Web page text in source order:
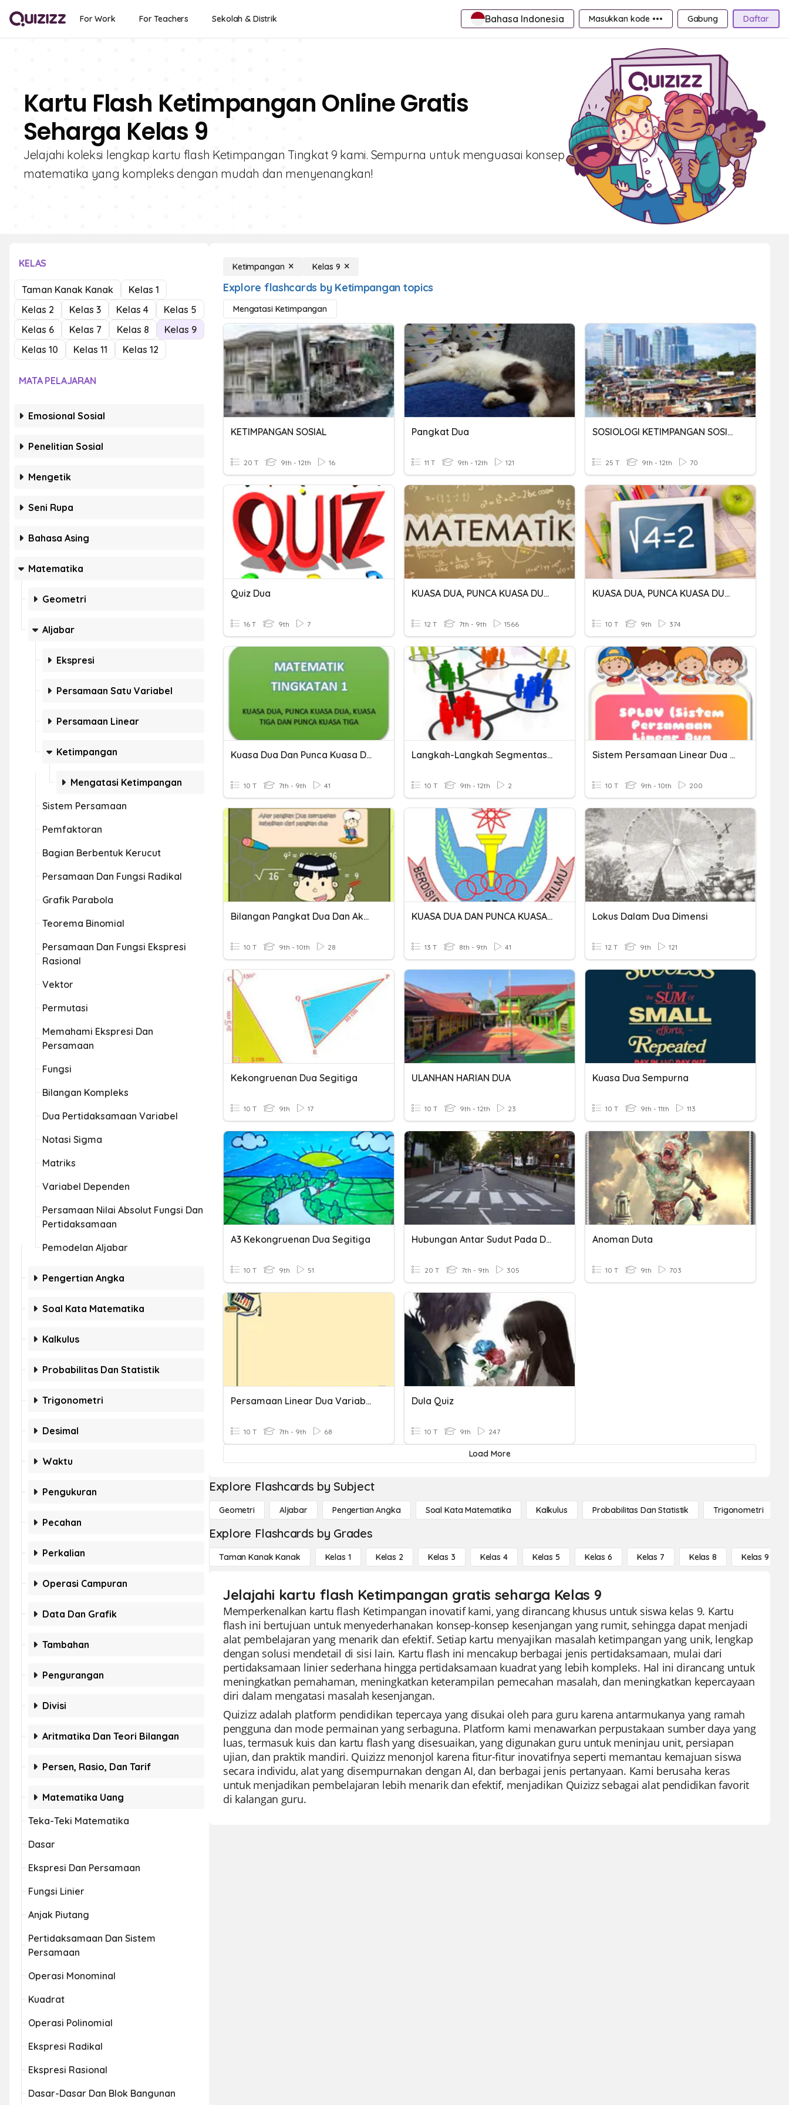
For Work For Teachers Sekolah & Distrik Bahasa Indonesia Masukkan kode ••• Gabung Daftar
Kartu Flash Ketimpangan Online Gratis
Seharga Kelas 9
Jelajahi koleksi lengkap kartu flash Ketimpangan Tingkat 9 kami. Sempurna untuk menguasai konsep
matematika yang kompleks dengan mudah dan menyenangkan!
KELAS
Taman Kanak Kanak
Kelas 1
Kelas 2
Kelas 3 Kelas 4
Kelas 5
Kelas 6
Kelas 7 Kelas 8
Kelas 9
Kelas 10
Kelas 11 Kelas 12
MATA PELAJARAN
Emosional Sosial
Penelitian Sosial
Mengetik
Seni Rupa
Bahasa Asing
Matematika
Geometri
Aljabar
Ekspresi
Persamaan Satu Variabel
Persamaan Linear
Ketimpangan
Mengatasi Ketimpangan
Sistem Persamaan
Pemfaktoran
Bagian Berbentuk Kerucut
Persamaan Dan Fungsi Radikal
Grafik Parabola
Teorema Binomial
Persamaan Dan Fungsi Ekspresi
Rasional
Vektor
Permutasi
Memahami Ekspresi Dan
Persamaan
Fungsi
Bilangan Kompleks
Dua Pertidaksamaan Variabel
Notasi Sigma
Matriks
Variabel Dependen
Persamaan Nilai Absolut Fungsi Dan
Pertidaksamaan
Pemodelan Aljabar
Pengertian Angka
Soal Kata Matematika
Kalkulus
Probabilitas Dan Statistik
Trigonometri
Desimal
Waktu
Pengukuran
Pecahan
Perkalian
Operasi Campuran
Data Dan Grafik
Tambahan
Pengurangan
Divisi
Aritmatika Dan Teori Bilangan
Persen, Rasio, Dan Tarif
Matematika Uang
Teka-Teki Matematika
Dasar
Ekspresi Dan Persamaan
Fungsi Linier
Anjak Piutang
Pertidaksamaan Dan Sistem
Persamaan
Operasi Monominal
Kuadrat
Operasi Polinomial
Ekspresi Radikal
Ekspresi Rasional
Dasar-Dasar Dan Blok Bangunan
Ketimpangan Kelas 9
Explore flashcards by Ketimpangan topics
Mengatasi Ketimpangan
KETIMPANGAN SOSIAL
20 T 9th - 12th 16
Pangkat Dua
11 T 9th - 12th 121
SOSIOLOGI KETIMPANGAN SOSIAL
25 T 9th - 12th 70
Quiz Dua
16 T 9th 7
KUASA DUA, PUNCA KUASA DUA, KUASA TIGA DAN PUNCA KUASA TIGA.
12 T 7th - 9th 1566
KUASA DUA, PUNCA KUASA DUA, KUASA TIGA & PUNCA KUASA TIGA
10 T 9th 374
Kuasa Dua Dan Punca Kuasa Dua
10 T 7th - 9th 41
Langkah-Langkah Segmentasi Pasar (Kelompok 8 - X PM 1)
10 T 9th - 12th 2
Sistem Persamaan Linear Dua Variabel
10 T 9th - 10th 200
Bilangan Pangkat Dua Dan Akar Pangkat Dua
10 T 9th - 10th 28
KUASA DUA DAN PUNCA KUASA DUA
13 T 8th - 9th 41
Lokus Dalam Dua Dimensi
12 T 9th 121
Kekongruenan Dua Segitiga
10 T 9th 17
ULANHAN HARIAN DUA
10 T 9th - 12th 23
Kuasa Dua Sempurna
10 T 9th - 11th 113
A3 Kekongruenan Dua Segitiga
10 T 9th 51
Hubungan Antar Sudut Pada Dua Garis Sejajar
20 T 7th - 9th 305
Anoman Duta
10 T 9th 703
Persamaan Linear Dua Variabel
10 T 7th - 9th 68
Dula Quiz
10 T 9th 247
Load More
Explore Flashcards by Subject
Geometri Aljabar Pengertian Angka Soal Kata Matematika Kalkulus Probabilitas Dan Statistik Trigonometri
Explore Flashcards by Grades
Taman Kanak Kanak Kelas 1 Kelas 2 Kelas 3 Kelas 4 Kelas 5 Kelas 6 Kelas 7 Kelas 8 Kelas 9
Jelajahi kartu flash Ketimpangan gratis seharga Kelas 9
Memperkenalkan kartu flash Ketimpangan inovatif kami, yang dirancang khusus untuk siswa kelas 9. Kartu
flash ini bertujuan untuk menyederhanakan konsep-konsep kesenjangan yang rumit, sehingga dapat menjadi
alat pembelajaran yang menarik dan efektif. Setiap kartu menyajikan masalah ketimpangan yang unik, lengkap
dengan solusi mendetail di sisi lain. Kartu flash ini mencakup berbagai jenis pertidaksamaan, mulai dari
pertidaksamaan linier sederhana hingga pertidaksamaan kuadrat yang lebih kompleks. Hal ini dirancang untuk
meningkatkan pemahaman, meningkatkan keterampilan pemecahan masalah, dan meningkatkan kepercayaan
diri dalam mengatasi masalah kesenjangan.
Quizizz adalah platform pendidikan tepercaya yang disukai oleh para guru karena antarmukanya yang ramah
pengguna dan mode permainan yang serbaguna. Platform kami menawarkan perpustakaan sumber daya yang
luas, termasuk kuis dan kartu flash yang disesuaikan, yang digunakan guru untuk meninjau unit, persiapan
ujian, dan praktik mandiri. Quizizz menonjol karena fitur-fitur inovatifnya seperti memantau kemajuan siswa
secara individu, alat yang disempurnakan dengan AI, dan berbagai jenis pertanyaan. Kami berusaha keras
untuk menjadikan pembelajaran lebih menarik dan efektif, menjadikan Quizizz sebagai alat pendidikan favorit
di kalangan guru.